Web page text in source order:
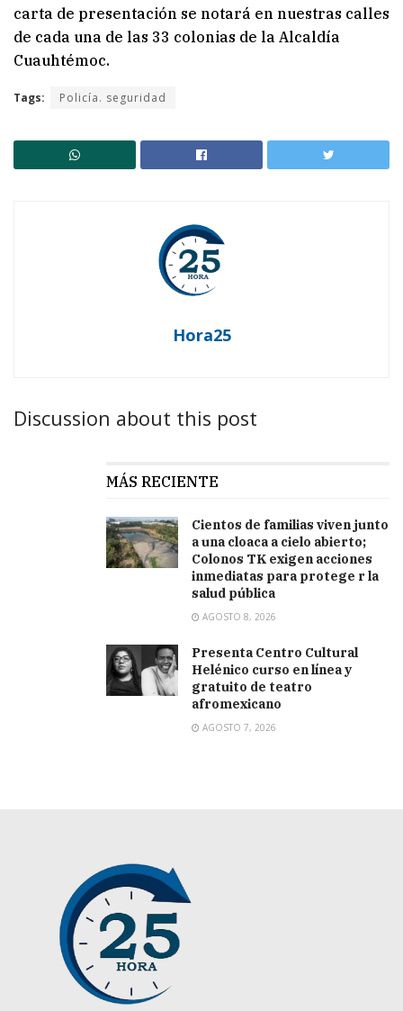
carta de presentación se notará en nuestras calles
de cada una de las 33 colonias de la Alcaldía
Cuauhtémoc.
Tags: Policía. seguridad
Hora25
Discussion about this post
MÁS RECIENTE
Cientos de familias viven junto
a una cloaca a cielo abierto;
Colonos TK exigen acciones
inmediatas para protege r la
salud pública
AGOSTO 8, 2026
Presenta Centro Cultural
Helénico curso en línea y
gratuito de teatro
afromexicano
AGOSTO 7, 2026